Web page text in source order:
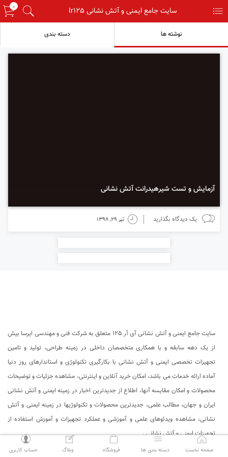
menu سایت جامع ایمنی و آتش نشانی Ir125 search
0
home
صفحه نخست
bars
دسته بندی ها
bag
فروشگاه
compose
وبلاگ
person
حساب کاربری
نوشته ها دسته بندی
آزمایش و تست شیرهیدرانت آتش نشانی
chats یک دیدگاه بگذارید time تیر 29, 1398
سایت جامع ایمنی و آتش نشانی آی آر 125 متعلق به شرکت فنی و مهندسی ایرسا بیش
از یک دهه سابقه و با همکاری متخصصان داخلی در زمینه طراحی، تولید و تامین
تجهیزات تخصصی ایمنی و آتش نشانی با بکارگیری تکنولوژی و استاندارهای روز دنیا
آماده ارائه خدمات می باشد، امکان خرید آنلاین و اینترنتی، مشاهده جزئیات و توضیحات
محصولات و امکان مقایسه آنها، اطلاع از جدیدترین اخبار در زمینه ایمنی و آتش نشانی
ایران و جهان، مطالب علمی، جدیدترین محصولات و تکنولوژیها در زمینه ایمنی و آتش
نشانی، مشاهده ویدئوهای علمی و آموزشی و عملکرد تجهیزات و آموزش استفاده از
تجهیزات ایمنی و آتش نشانی .